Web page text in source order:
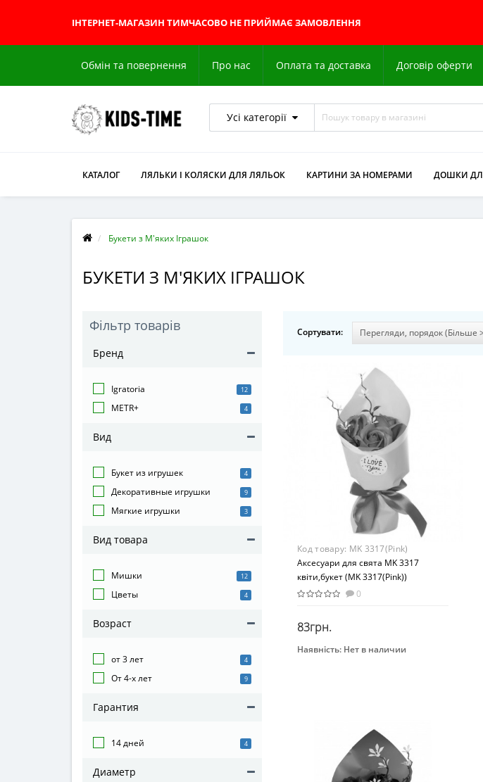
ІНТЕРНЕТ-МАГАЗИН ТИМЧАСОВО НЕ ПРИЙМАЄ ЗАМОВЛЕННЯ
Обмін та повернення Про нас Оплата та доставка Договір оферти
Усі категорії
КАТАЛОГ ЛЯЛЬКИ І КОЛЯСКИ ДЛЯ ЛЯЛЬОК КАРТИНИ ЗА НОМЕРАМИ ДОШКИ
Букети з М'яких Іграшок
БУКЕТИ З М'ЯКИХ ІГРАШОК
Фільтр товарів
Бренд
Igratoria 12
METR+ 4
Вид
Букет из игрушек 4
Декоративные игрушки 9
Мягкие игрушки 3
Вид товара
Мишки 12
Цветы 4
Возраст
от 3 лет 4
От 4-х лет 9
Гарантия
14 дней 4
Диаметр
Сортувати:
Код товару: MK 3317(Pink)
Аксесуари для свята MK 3317
квіти,букет (MK 3317(Pink))
0
83грн.
Закінчився
Наявність: Нет в наличии
Материал